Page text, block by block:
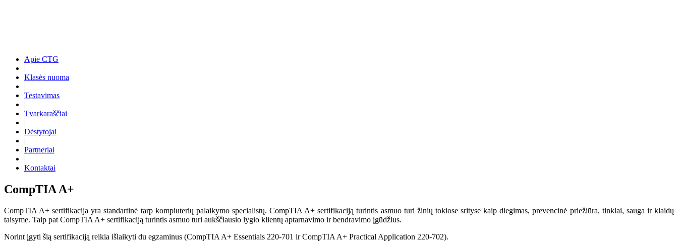
Apie CTG
|
Klasės nuoma
|
Testavimas
|
Tvarkaraščiai
|
Dėstytojai
|
Partneriai
|
Kontaktai
CompTIA A+
CompTIA A+ sertifikacija yra standartinė tarp kompiuterių palaikymo specialistų. CompTIA A+ sertifikaciją turintis asmuo turi žinių tokiose srityse kaip diegimas, prevencinė priežiūra, tinklai, sauga ir klaidų
taisyme. Taip pat CompTIA A+ sertifikaciją turintis asmuo turi aukščiausio lygio klientų aptarnavimo ir bendravimo įgūdžius.
Norint įgyti šią sertifikaciją reikia išlaikyti du egzaminus (CompTIA A+ Essentials 220-701 ir CompTIA A+ Practical Application 220-702).